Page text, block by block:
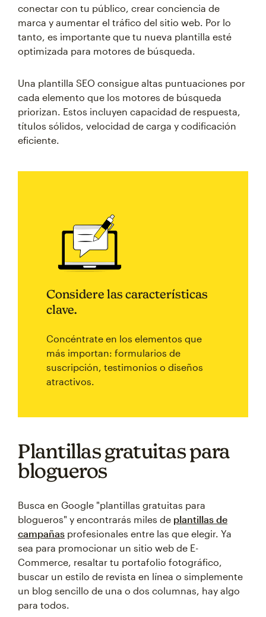
conectar con tu público, crear conciencia de
marca y aumentar el tráfico del sitio web. Por lo
tanto, es importante que tu nueva plantilla esté
optimizada para motores de búsqueda.
Una plantilla SEO consigue altas puntuaciones por
cada elemento que los motores de búsqueda
priorizan. Estos incluyen capacidad de respuesta,
títulos sólidos, velocidad de carga y codificación
eficiente.
Considere las características
clave.
Concéntrate en los elementos que
más importan: formularios de
suscripción, testimonios o diseños
atractivos.
Plantillas gratuitas para
blogueros
Busca en Google "plantillas gratuitas para
blogueros" y encontrarás miles de plantillas de
campañas profesionales entre las que elegir. Ya
sea para promocionar un sitio web de E-
Commerce, resaltar tu portafolio fotográfico,
buscar un estilo de revista en línea o simplemente
un blog sencillo de una o dos columnas, hay algo
para todos.